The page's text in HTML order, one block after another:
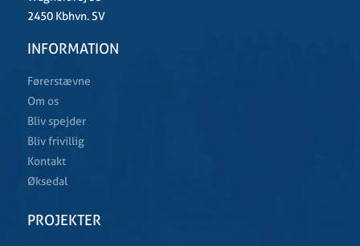
2450 Kbhvn. SV
INFORMATION
Førerstævne
Om os
Bliv spejder
Bliv frivillig
Kontakt
Øksedal
PROJEKTER